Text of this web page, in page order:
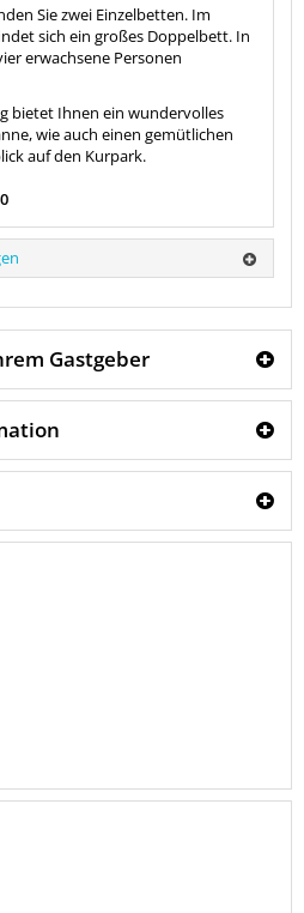
Sie zwei Einzelbetten. Im
sich ein großes Doppelbett. In
erwachsene Personen
bietet Ihnen ein wundervolles
wie auch einen gemütlichen
auf den Kurpark.
Gastgeber